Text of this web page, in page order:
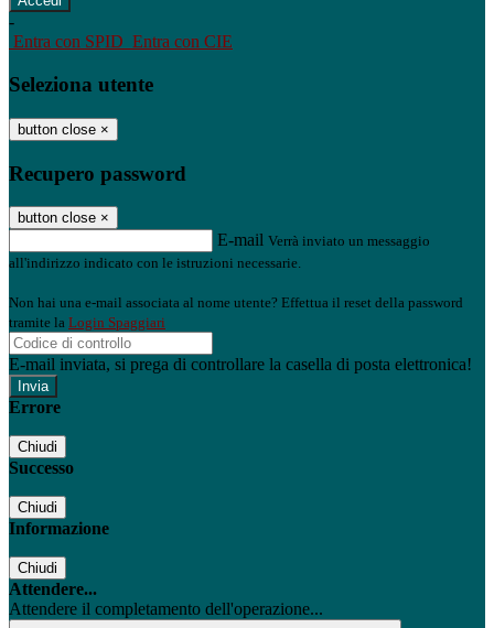
-
Entra con SPID Entra con CIE
Seleziona utente
button close ×
Recupero password
button close ×
E-mail Verrà inviato un messaggio
all'indirizzo indicato con le istruzioni necessarie.
Non hai una e-mail associata al nome utente? Effettua il reset della password
tramite la Login Spaggiari
E-mail inviata, si prega di controllare la casella di posta elettronica!
Errore
Chiudi
Successo
Chiudi
Informazione
Chiudi
Attendere...
Attendere il completamento dell'operazione...